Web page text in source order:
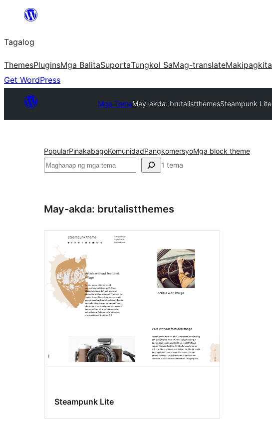
Lumaktaw
sa
content
Tagalog
ThemesPluginsMga BalitaSuportaTungkol SaMag-translateMakipagkita
Get WordPress
Mga TemaMay-akda: brutalistthemesSteampunk Lite
PopularPinakabagoKomunidadPangkomersyoMga block theme
Maghanap 1 tema
May-akda: brutalistthemes
Steampunk Lite